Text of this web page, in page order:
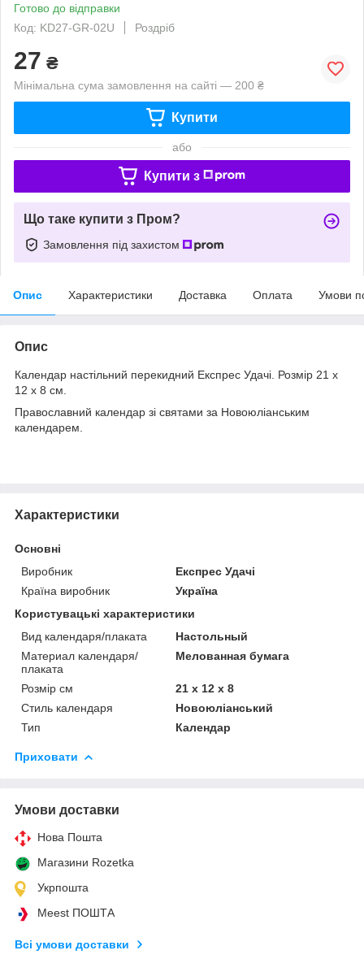
Готово до відправки
Код: KD27-GR-02U
Роздріб
27 ₴
Мінімальна сума замовлення на сайті — 200 ₴
Купити
або
Купити з
Що таке купити з Пром?
Замовлення під захистом
Опис Характеристики Доставка Оплата Умови
Опис
Календар настільний перекидний Експрес Удачі. Розмір 21 х
12 х 8 см.
Православний календар зі святами за Новоюліанським
календарем.
Характеристики
Основні
Виробник
Експрес Удачі
Країна виробник
Україна
Користувацькі характеристики
Вид календаря/плаката
Настольный
Материал календаря/
плаката
Мелованная бумага
Розмір см
21 х 12 х 8
Стиль календаря
Новоюліанський
Тип
Календар
Приховати
Умови доставки
Нова Пошта
Магазини Rozetka
Укрпошта
Meest ПОШТА
Всі умови доставки